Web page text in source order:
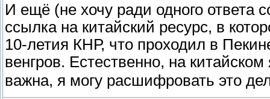
И ещё (не хочу ради одного ответа
ссылка на китайский ресурс, в
10-летия КНР, что проходил в
венгров. Естественно, на
важна, я могу расшифровать это